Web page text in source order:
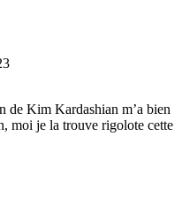
de Kim Kardashian m’a bien
moi je la trouve rigolote cette